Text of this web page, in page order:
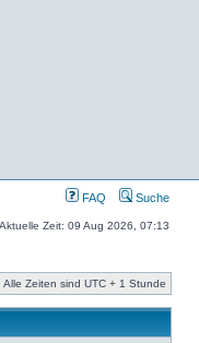
FAQ Suche
Aktuelle Zeit: 09 Aug 2026, 07:13
Alle Zeiten sind UTC + 1 Stunde